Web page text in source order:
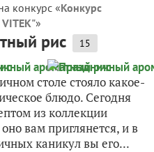
конкурс «Конкурс
»
рис 15
столе стояло какое-
блюдо. Сегодня
из коллекции
вам приглянется, и в
каникул вы его...